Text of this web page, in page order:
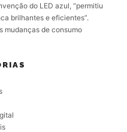
do LED azul, “permitiu
brilhantes e eficientes”.
mudanças de consumo